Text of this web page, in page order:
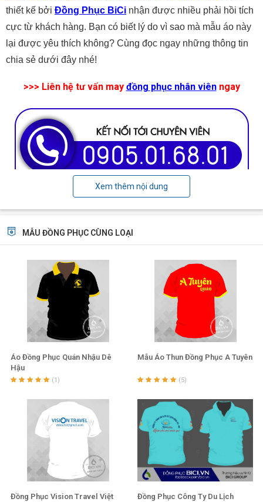
thiết kế bởi Đồng Phục BiCi nhận được nhiều phải hồi tích
cực từ khách hàng. Bạn có biết lý do vì sao mà mẫu áo này
lại được yêu thích không? Cùng đọc ngay những thông tin
chia sẻ dưới đây nhé!
>>> Liên hệ tư vấn may đồng phục nhân viênngay
Đầu tiên xanh dương là đại diện cho sự điềm đạm và thanh
tịnh và nó phù hợp cho những bạn đang muốn đi tìm một sự
yên bình, xanh dương là màu của biển màu của bầu trời,
màu của sự rộng lớn nên việc chọn cho nhóm của mình một
bộ đồng phục màu xanh dương là một lựa chọn tuyệt vời,
nó sẻ giúp bạn hòa mình với một không gian mênh mông có
biển và đất trời.
Tiếp theo màu xanh dương là màu phù hợp cho cả nam và
bạn thích cũng như là những chiếc quần rin hay váy ngắn
mà bạn mong muốn
Cuối cùng dễ kết hợp với những phụ kiện mà bạn mang
theo, có thể là túi xách, ba lô, khăn choàng, vòng tay...
>>> Tham khảo ngay nhữngmẫu đồng phục công ty
Xem thêm nội dung
MẪU ĐỒNG PHỤC CÙNG LOẠI
Áo Đồng Phục Quán Nhậu Dê
Hậu
(1)
Mẫu Áo Thun Đồng Phục A Tuyên
(5)
Đồng Phục Vision Travel Việt
Đồng Phục Công Ty Du Lịch